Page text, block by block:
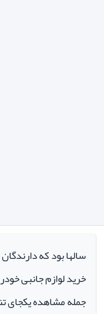
سالها بود که
خرید لوازم جانبی
جمله مشاهده یکجای